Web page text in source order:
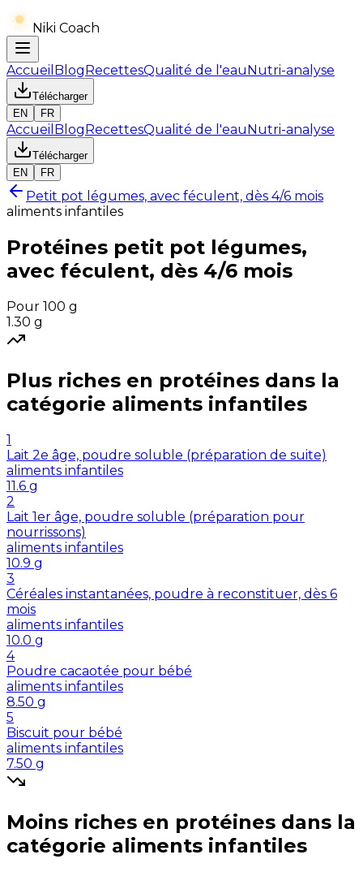
Niki Coach
Accueil BlogRecettesQualité de l'eauNutri-analyse
Télécharger
EN
FR
Accueil BlogRecettesQualité de l'eauNutri-analyse
Télécharger
EN
FR
Petit pot légumes, avec féculent, dès 4/6 mois
aliments infantiles
Protéines petit pot légumes,
avec féculent, dès 4/6 mois
Pour 100 g
1.30 g
Plus riches en protéines dans la
catégorie aliments infantiles
1
Lait 2e âge, poudre soluble (préparation de suite)
aliments infantiles
11.6 g
2
Lait 1er âge, poudre soluble (préparation pour
nourrissons)
aliments infantiles
10.9 g
3
Céréales instantanées, poudre à reconstituer, dès 6
mois
aliments infantiles
10.0 g
4
Poudre cacaotée pour bébé
aliments infantiles
8.50 g
5
Biscuit pour bébé
aliments infantiles
7.50 g
Moins riches en protéines dans la
catégorie aliments infantiles